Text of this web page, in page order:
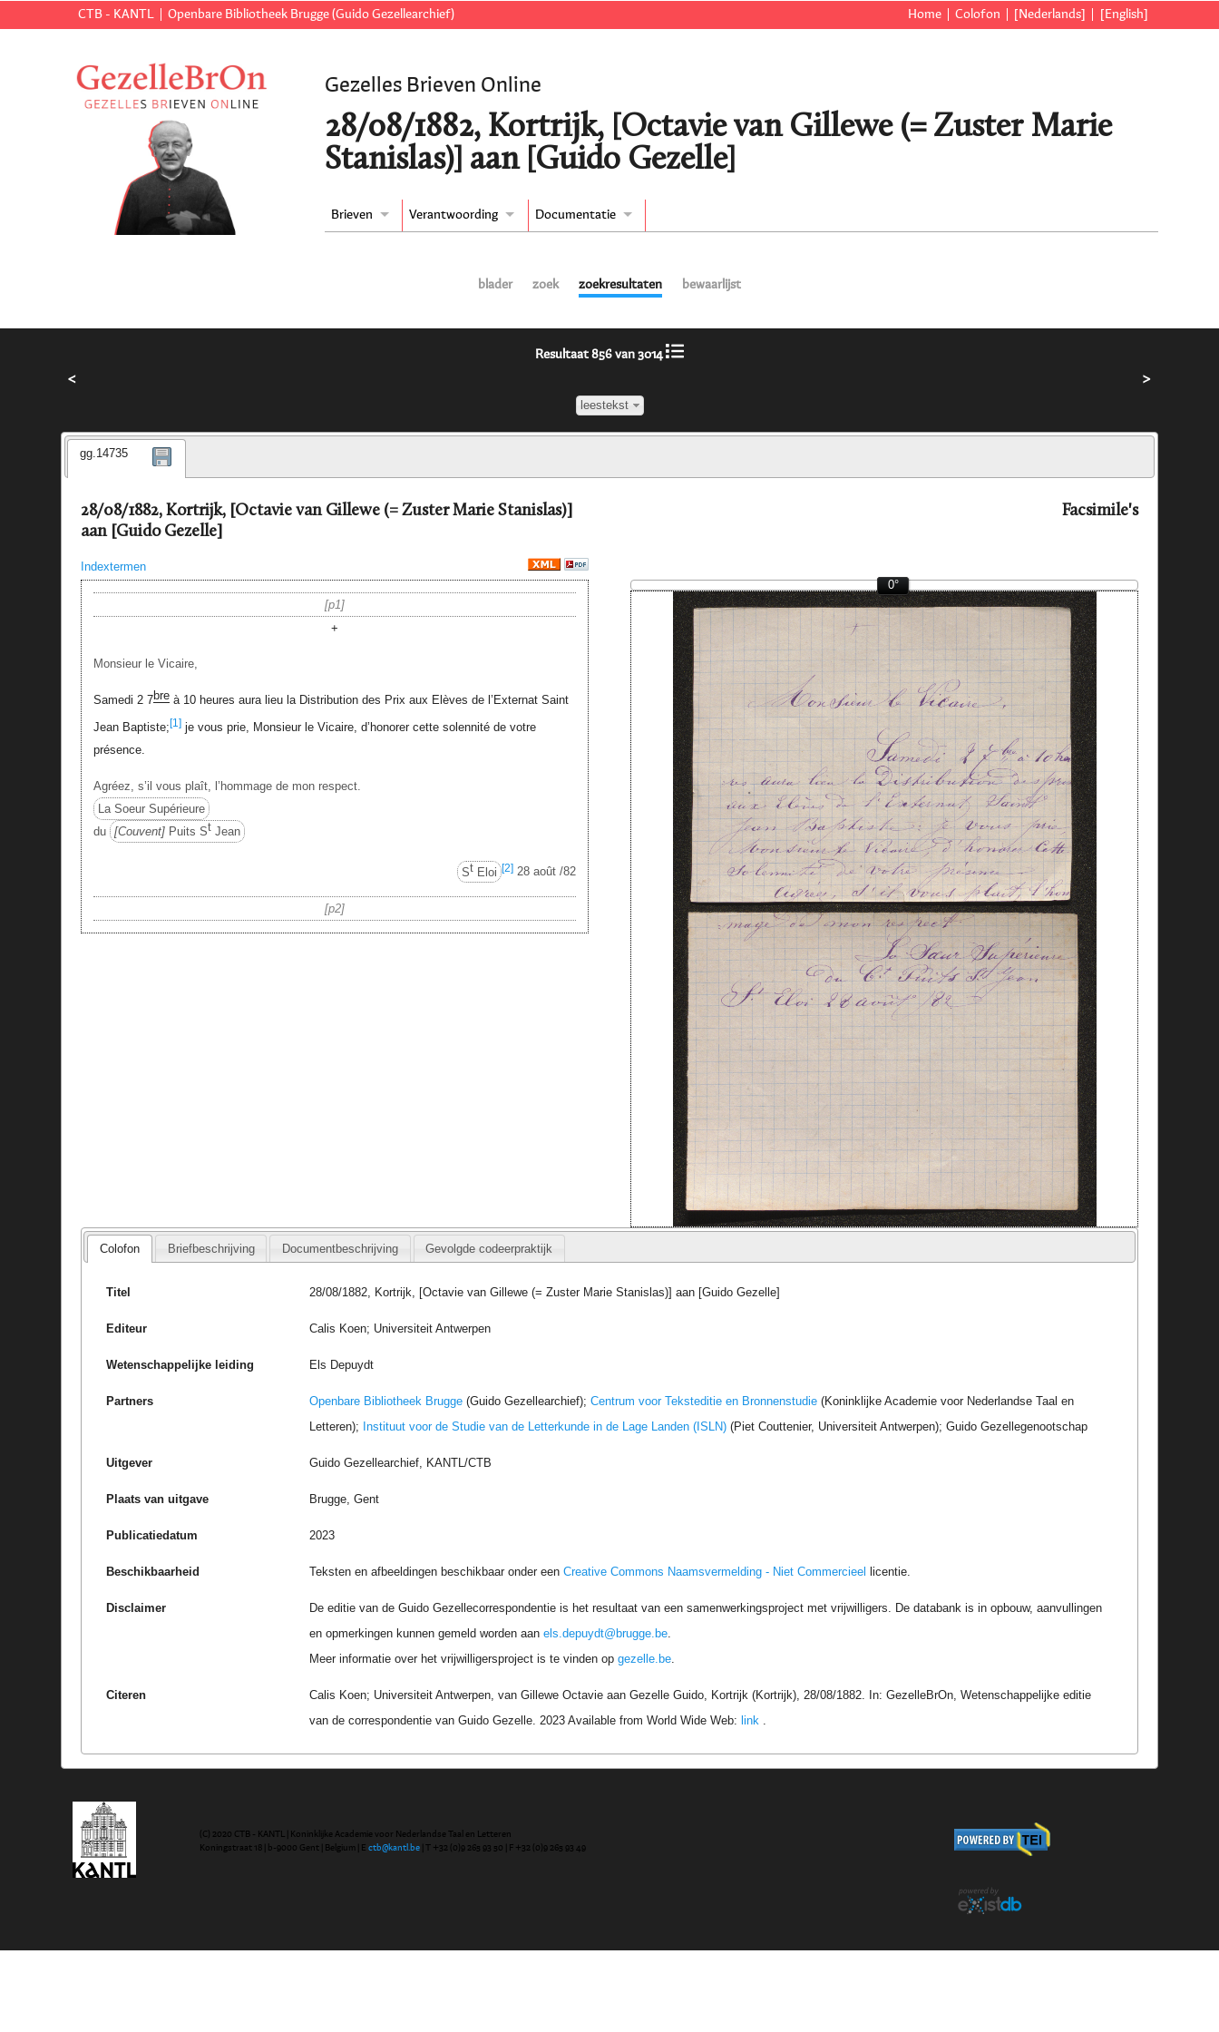
CTB - KANTL Openbare Bibliotheek Brugge (Guido Gezellearchief) Home Colofon [Nederlands] [English]
Gezelles Brieven Online
28/08/1882, Kortrijk, [Octavie van Gillewe (= Zuster Marie
Stanislas)] aan [Guido Gezelle]
Brieven Verantwoording Documentatie
blader zoek zoekresultaten bewaarlijst
<
Resultaat 856 van 3014
leestekst
>
gg.14735
28/08/1882, Kortrijk, [Octavie van Gillewe (= Zuster Marie Stanislas)]
aan [Guido Gezelle]
Indextermen
Facsimile's
p1
+
Monsieur le Vicaire,
Samedi 2 7breà 10 heures aura lieu la Distribution des Prix aux Elèves de l’Externat Saint
Jean Baptiste;[1]je vous prie, Monsieur le Vicaire, d’honorer cette solennité de votre
présence.
Agréez, s’il vous plaît, l’hommage de mon respect.
La Soeur Supérieure
du
Couvent Puits StJean
StEloi [2]28 août /82
p2
0°
Colofon Briefbeschrijving Documentbeschrijving Gevolgde codeerpraktijk
Titel 28/08/1882, Kortrijk, [Octavie van Gillewe (= Zuster Marie Stanislas)] aan [Guido Gezelle]
Editeur Calis Koen; Universiteit Antwerpen
Wetenschappelijke leiding Els Depuydt
Partners Openbare Bibliotheek Brugge (Guido Gezellearchief);Centrum voor Teksteditie en Bronnenstudie (Koninklijke Academie voor Nederlandse Taal en
Letteren); Instituut voor de Studie van de Letterkunde in de Lage Landen (ISLN) (Piet Couttenier, Universiteit Antwerpen); Guido Gezellegenootschap
Uitgever Guido Gezellearchief, KANTL/CTB
Plaats van uitgave Brugge, Gent
Publicatiedatum 2023
Beschikbaarheid Teksten en afbeeldingen beschikbaar onder eenCreative Commons Naamsvermelding - Niet Commercieel licentie.
Disclaimer
De editie van de Guido Gezellecorrespondentie is het resultaat van een samenwerkingsproject met vrijwilligers. De databank is in opbouw, aanvullingen
en opmerkingen kunnen gemeld worden aanels.depuydt@brugge.be.
Meer informatie over het vrijwilligersproject is te vinden opgezelle.be.
Citeren
Calis Koen; Universiteit Antwerpen, van Gillewe Octavie aan Gezelle Guido, Kortrijk (Kortrijk), 28/08/1882. In: GezelleBrOn, Wetenschappelijke editie
van de correspondentie van Guido Gezelle. 2023 Available from World Wide Web: link .
(C) 2020 CTB - KANTL | Koninklijke Academie voor Nederlandse Taal en Letteren
Koningstraat 18 | b-9000 Gent | Belgium | Ectb@kantl.be | T +32 (0)9 265 93 50 | F +32 (0)9 265 93 49